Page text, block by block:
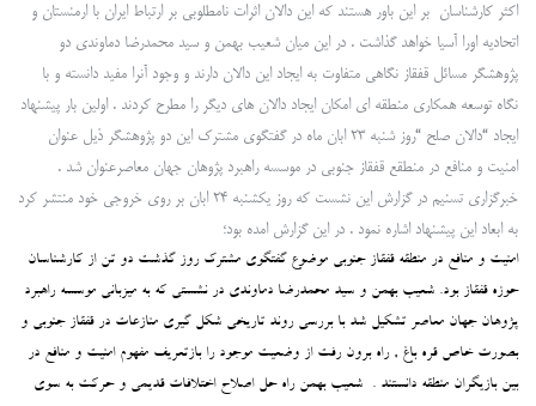
اکثر کارشناسان بر این باور هستند که این دالان اثرات نامطلوبی بر ارتباط ایران با ارمنستان و
اتحادیه اورا آسیا خواهد گذاشت . در این میان شعیب بهمن و سید محمدرضا دماوندی دو
پژوهشگر مسائل قفقاز نگاهی متفاوت به ایجاد این دالان دارند و وجود آنرا مفید دانسته و با
نگاه توسعه همکاری منطقه ای امکان ایجاد دالان های دیگر را مطرح کردند . اولین بار پیشنهاد
ایجاد “دالان صلح “روز شنبه 23 ابان ماه در گفتگوی مشترک این دو پژوهشگر ذیل عنوان
امنیت و منافع در منطقع قفقاز جنوبی در موسسه راهبرد پژوهان جهان معاصرعنوان شد .
خبرگزاری تسنیم در گزارش این نشست که روز یکشنبه 24 ابان بر روی خروجی خود منتشر کرد
به ابعاد این پیشنهاد اشاره نمود . در این گزارش امده بود؛
امنیت و منافع در منطقه قفقاز جنوبی موضوع گفتگوی مشترک روز گذشت دو تن از کارشناسان
حوزه قفقاز بود. شعیب بهمن و سید محمدرضا دماوندی در نشستی که به میزبانی موسسه راهبرد
پژوهان جهان معاصر تشکیل شد با بررسی روند تاریخی شکل گیری منازعات در قفقاز جنوبی و
بصورت خاص قره باغ , راه برون رفت از وضعیت موجود را بازتعریف مفهوم امنیت و منافع در
بین بازیگران منطقه دانستند . شعیب بهمن راه حل اصلاح اختلافات قدیمی و حرکت به سوی